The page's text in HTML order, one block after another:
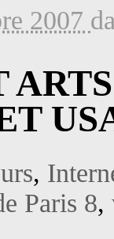
2007
,
Paris 8,